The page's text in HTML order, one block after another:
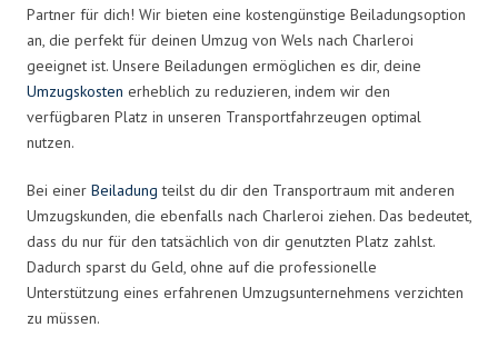
Partner für dich! Wir bieten eine kostengünstige Beiladungsoption
an, die perfekt für deinen Umzug von Wels nach Charleroi
geeignet ist. Unsere Beiladungen ermöglichen es dir, deine
Umzugskosten erheblich zu reduzieren, indem wir den
verfügbaren Platz in unseren Transportfahrzeugen optimal
nutzen.
Bei einer Beiladung teilst du dir den Transportraum mit anderen
Umzugskunden, die ebenfalls nach Charleroi ziehen. Das bedeutet,
dass du nur für den tatsächlich von dir genutzten Platz zahlst.
Dadurch sparst du Geld, ohne auf die professionelle
Unterstützung eines erfahrenen Umzugsunternehmens verzichten
zu müssen.